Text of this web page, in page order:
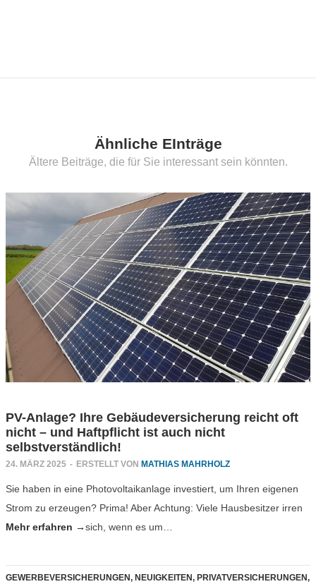
Ähnliche EInträge
Ältere Beiträge, die für Sie interessant sein könnten.
PV-Anlage? Ihre Gebäudeversicherung reicht oft
nicht – und Haftpflicht ist auch nicht
selbstverständlich!
24. MÄRZ 2025 - ERSTELLT VON MATHIAS MAHRHOLZ
Sie haben in eine Photovoltaikanlage investiert, um Ihren eigenen
Strom zu erzeugen? Prima! Aber Achtung: Viele Hausbesitzer irren
sich, wenn es um…
Mehr erfahren →
GEWERBEVERSICHERUNGEN, NEUIGKEITEN, PRIVATVERSICHERUNGEN,